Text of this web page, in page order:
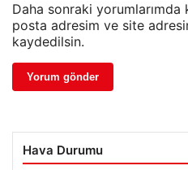
Daha sonraki yorumlarımda
posta adresim ve site
kaydedilsin.
Hava Durumu